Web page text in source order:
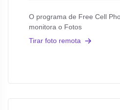
O programa de Free Cell
monitora o Fotos
Tirar foto remota